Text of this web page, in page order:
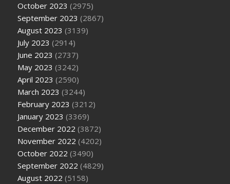
October 2023 (2975)
September 2023 (2867)
August 2023 (3139)
July 2023 (2914)
June 2023 (2737)
May 2023 (3242)
April 2023 (2590)
March 2023 (3244)
February 2023 (3212)
January 2023 (3369)
December 2022 (3872)
November 2022 (4202)
October 2022 (3490)
September 2022 (4829)
August 2022 (5158)